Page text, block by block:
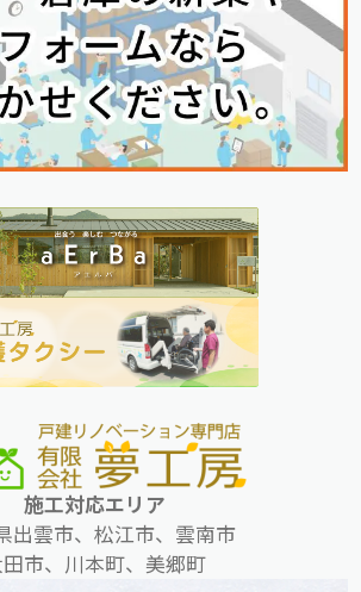
施工対応エリア
出雲市、松江市、雲南市
市、川本町、美郷町